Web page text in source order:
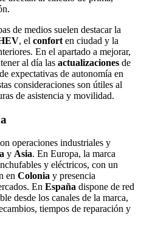
de medios suelen destacar la
, el confort en ciudad y la
En el apartado a mejorar,
al día las actualizaciones de
expectativas de autonomía en
consideraciones son útiles al
de asistencia y movilidad.
operaciones industriales y
y Asia. En Europa, la marca
y eléctricos, con un
en Colonia y presencia
En España dispone de red
desde los canales de la marca,
tiempos de reparación y